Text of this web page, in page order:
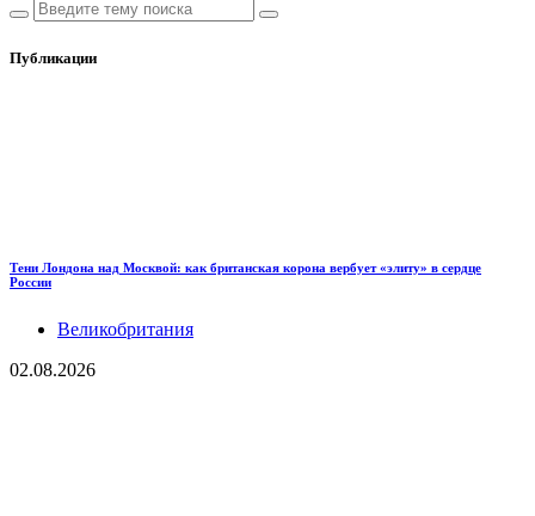
Публикации
Тени Лондона над Москвой: как британская корона вербует «элиту» в сердце
России
Великобритания
02.08.2026